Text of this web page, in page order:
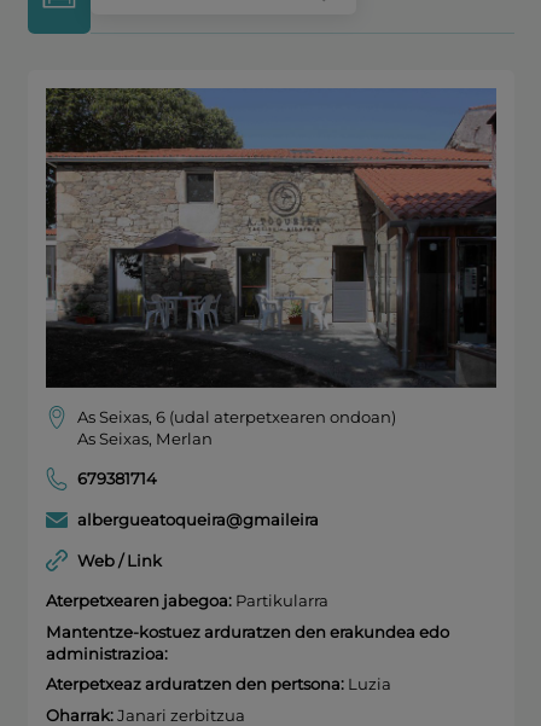
As Seixas, 6 (udal aterpetxearen ondoan)
As Seixas, Merlan
679381714
albergueatoqueira@gmaileira
Web / Link
Aterpetxearen jabegoa:Partikularra
Mantentze-kostuez arduratzen den erakundea edo
administrazioa:
Aterpetxeaz arduratzen den pertsona:Luzia
Oharrak:Janari zerbitzua